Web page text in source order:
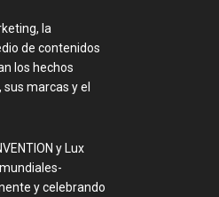
la
de contenidos
los hechos
marcas y el
y Lux
y celebrando